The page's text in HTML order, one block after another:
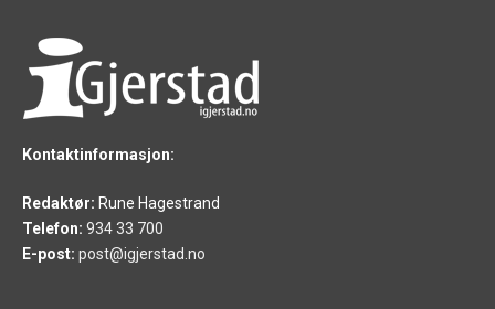
Kontaktinformasjon:
Redaktør: Rune Hagestrand
Telefon: 934 33 700
E-post: post@igjerstad.no